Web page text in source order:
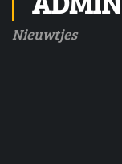
Nieuwtjes